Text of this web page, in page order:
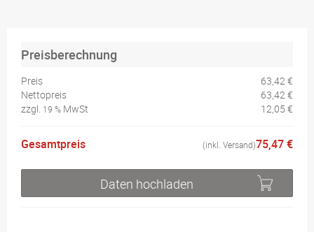
Preisberechnung
Preis
63,42 €
Nettopreis
63,42 €
zzgl. 19 % MwSt 12,05 €
Gesamtpreis 75,47 €
(inkl. Versand)
Daten hochladen